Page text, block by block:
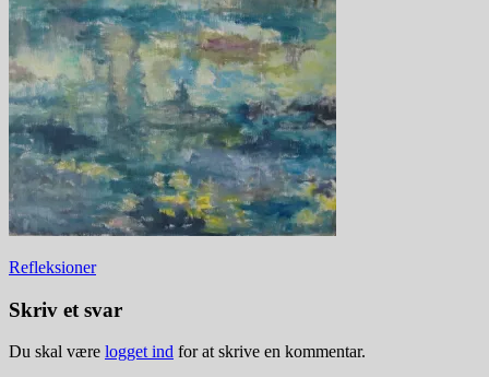
Indlægsnavigation
Refleksioner
Skriv et svar
Du skal være logget ind for at skrive en kommentar.